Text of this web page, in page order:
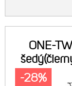
ONE-
-28%